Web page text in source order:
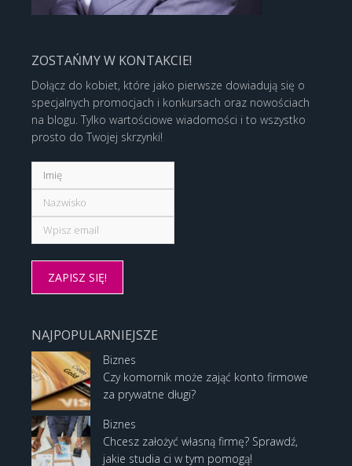
ZOSTAŃMY W KONTAKCIE!
Dołącz do kobiet, które jako pierwsze dowiadują się o
specjalnych promocjach i konkursach oraz nowościach
na blogu. Tylko wartościowe wiadomości i to wszystko
prosto do Twojej skrzynki!
NAJPOPULARNIEJSZE
Biznes
Czy komornik może zająć konto firmowe
za prywatne długi?
Biznes
Chcesz założyć własną firmę? Sprawdź,
jakie studia ci w tym pomogą!